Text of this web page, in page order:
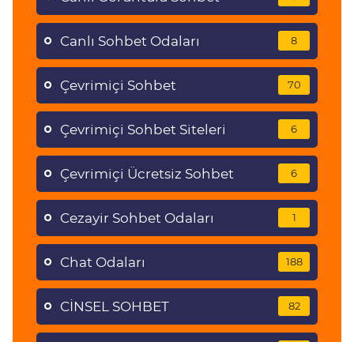
Canlı Sohbet Odaları 8
Çevrimiçi Sohbet 70
Çevrimiçi Sohbet Siteleri 6
Çevrimiçi Ücretsiz Sohbet 6
Cezayir Sohbet Odaları 1
Chat Odaları 188
CİNSEL SOHBET 82